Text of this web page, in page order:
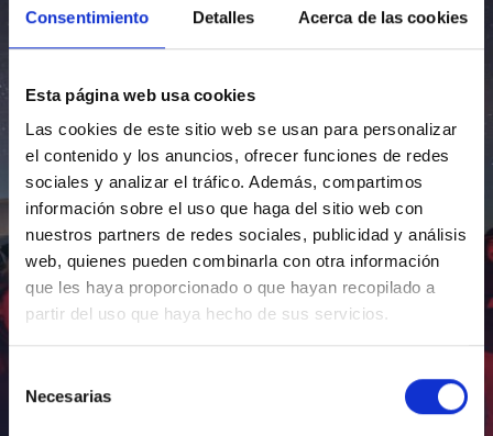
Consentimiento Detalles Acerca de las cookies
Esta página web usa cookies
Las cookies de este sitio web se usan para personalizar
el contenido y los anuncios, ofrecer funciones de redes
sociales y analizar el tráfico. Además, compartimos
información sobre el uso que haga del sitio web con
nuestros partners de redes sociales, publicidad y análisis
web, quienes pueden combinarla con otra información
que les haya proporcionado o que hayan recopilado a
partir del uso que haya hecho de sus servicios.
Necesarias